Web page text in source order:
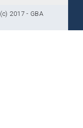
(c) 2017 - GBA